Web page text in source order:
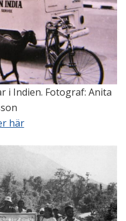
i Indien. Fotograf: Anita
här